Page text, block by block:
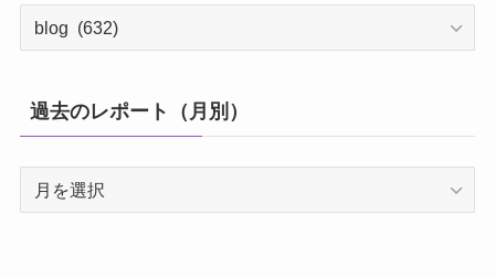
カ
リ
ー
過去のレポート（月別）